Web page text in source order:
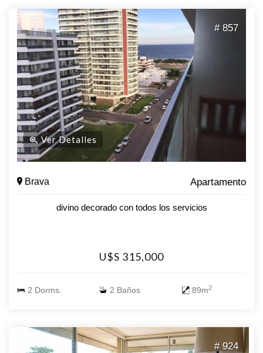
# 857
Ver Detalles
Brava Apartamento
divino decorado con todos los servicios
U$S 315,000
2 Dorms. 2 Baños 89m2
# 924